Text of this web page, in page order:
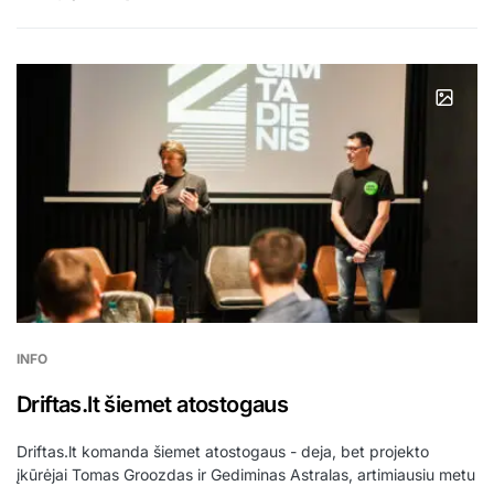
INFO
Driftas.lt šiemet atostogaus
Driftas.lt komanda šiemet atostogaus - deja, bet projekto
įkūrėjai Tomas Groozdas ir Gediminas Astralas, artimiausiu metu